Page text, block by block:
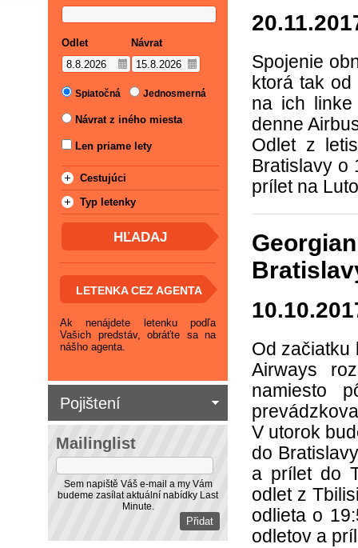
Spojenie
ktorá tak
na ich
denne
Odlet z
Bratislavy o
prílet na
Od začiatku
Airways
namiesto
V utorok
do
a prílet do
odlet z
odlieta o
odletov a
Mailinglist
Sem napiště Váš e-mail a my Vám
budeme zasílat aktuální nabídky Last
Minute.
Odlet Návrat
Spiatočná Jednosmerná
Návrat z iného miesta
Len priame lety
Cestujúci
Typ letenky
LETENKA CEZ AGENTA
Ak nenájdete letenku podľa
Vašich predstáv, obráťte sa na
nášho agenta.
Pojištení